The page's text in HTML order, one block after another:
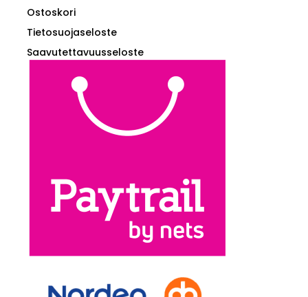
Ostoskori
Tietosuojaseloste
Saavutettavuusseloste